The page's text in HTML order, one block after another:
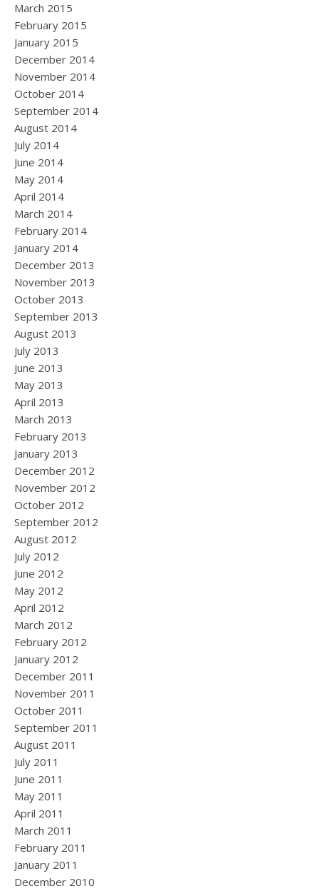
March 2015
February 2015
January 2015
December 2014
November 2014
October 2014
September 2014
August 2014
July 2014
June 2014
May 2014
April 2014
March 2014
February 2014
January 2014
December 2013
November 2013
October 2013
September 2013
August 2013
July 2013
June 2013
May 2013
April 2013
March 2013
February 2013
January 2013
December 2012
November 2012
October 2012
September 2012
August 2012
July 2012
June 2012
May 2012
April 2012
March 2012
February 2012
January 2012
December 2011
November 2011
October 2011
September 2011
August 2011
July 2011
June 2011
May 2011
April 2011
March 2011
February 2011
January 2011
December 2010